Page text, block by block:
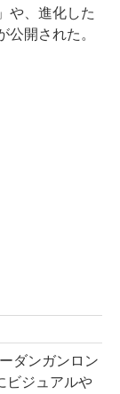
や、進化した
公開された。
ダンガンロン
ビジュアルや